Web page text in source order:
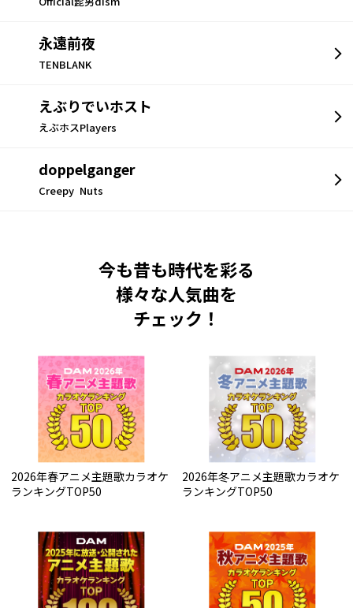
永遠前夜
TENBLANK
えぶりでいホスト
えぶホスPlayers
doppelganger
Creepy Nuts
今も昔も時代を彩る
様々な人気曲を
チェック！
2026年春アニメ主題歌カラオケ
ランキングTOP50
2026年冬アニメ主題歌カラオケ
ランキングTOP50